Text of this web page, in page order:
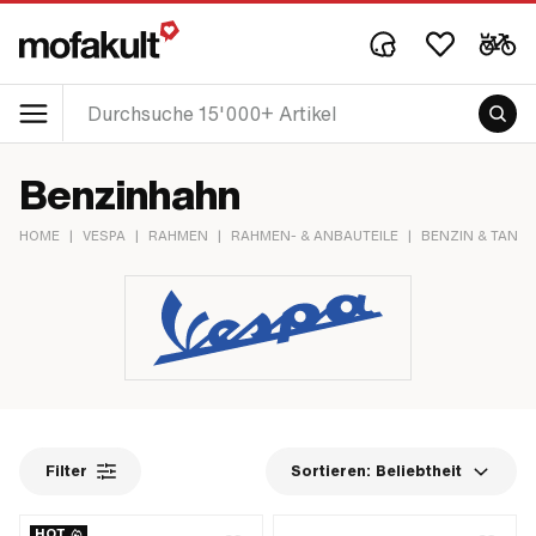
Benzinhahn
HOME | VESPA | RAHMEN | RAHMEN- & ANBAUTEILE | BENZIN & TANK
Filter Sortieren: Beliebtheit